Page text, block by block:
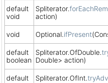
default
void
Spliterator.
action)
void Optional.ifPresent
default
boolean
Spliterator.OfDouble.
Double> action)
default
Spliterator.OfInt.